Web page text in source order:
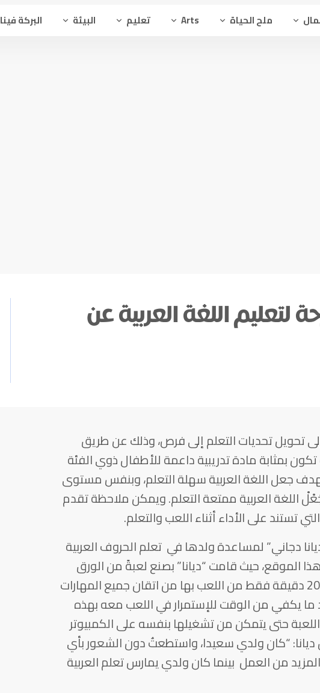
ملح الحياة Arts تعليم البيئة البركة فينا
اللغة العربية عن
تحويل تحديات التعلم إلى فرص، وذلك عن طريق
بمثابة مادة تدريبية داعمة للأطفال ذوي الفئة
3-7 سنوات بهدف جعل اللغة العربية سهلة التعلم، وبنفس مستوى
اللغة العربية ممتعة التعلم. ويمكن ملاحظة تقدم
تستند على الأداء أثناء اللعب والتعلم.
دجاني” لمساعدة ولدها في تعلم الحروف العربية
الموقع، حيث قامت “ديانا” بصنع لعبةً من الورق
لولدها، والذي تمكن بعد 20 دقيقة فقط من اللعب بها من اتقان جميع المهارات
يكفي من الوقت للإستمرار في اللعب معه بهذه
اللعبة حتى يتمكن من تشغيلها بنفسه على الكمبيوتر
“كان ولدي سعيدا، واستطعتُ دون الشعور بأي
المزيد من العمل بينما كان ولدي يمارس تعلم العربية